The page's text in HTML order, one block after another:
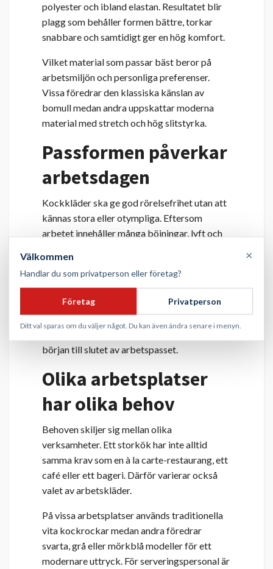
polyester och ibland elastan. Resultatet blir
plagg som behåller formen bättre, torkar
snabbare och samtidigt ger en hög komfort.
Vilket material som passar bäst beror på
arbetsmiljön och personliga preferenser.
Vissa föredrar den klassiska känslan av
bomull medan andra uppskattar moderna
material med stretch och hög slitstyrka.
Passformen påverkar
arbetsdagen
Kockkläder ska ge god rörelsefrihet utan att
kännas stora eller otympliga. Eftersom
arbetet innehåller många böjningar, lyft och
av plaggets funktion.
Idag finns både klassiska modeller med rak
passform och mer moderna, figurnära
alternativ. Oavsett modell är målet att
början till slutet av arbetspasset.
Olika arbetsplatser
har olika behov
Behoven skiljer sig mellan olika
verksamheter. Ett storkök har inte alltid
samma krav som en à la carte-restaurang, ett
café eller ett bageri. Därför varierar också
valet av arbetskläder.
På vissa arbetsplatser används traditionella
vita kockrockar medan andra föredrar
svarta, grå eller mörkblå modeller för ett
modernare uttryck. För serveringspersonal är
Välkommen ×
Handlar du som privatperson eller företag?
Företag Privatperson
Ditt val sparas om du väljer något. Du kan även ändra senare i menyn.